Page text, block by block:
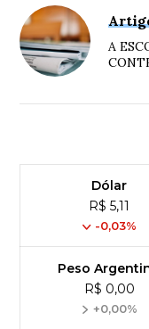
A
Dólar
R$ 5,11
-0,03%
Peso
R$ 0,00
+0,00%